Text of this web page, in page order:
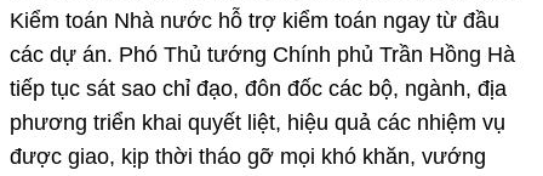
Kiểm toán Nhà nước hỗ trợ kiểm toán ngay từ đầu
các dự án. Phó Thủ tướng Chính phủ Trần Hồng Hà
tiếp tục sát sao chỉ đạo, đôn đốc các bộ, ngành, địa
phương triển khai quyết liệt, hiệu quả các nhiệm vụ
được giao, kịp thời tháo gỡ mọi khó khăn, vướng